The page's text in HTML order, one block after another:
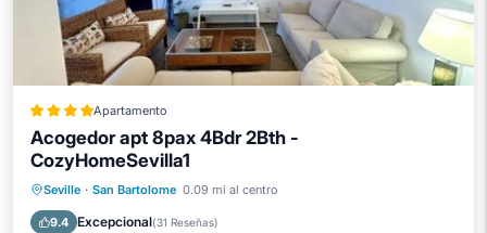
Apartamento
Acogedor apt 8pax 4Bdr 2Bth -
CozyHomeSevilla1
Seville · San Bartolome 0.09 mi al centro
9.4 Excepcional(31 Reseñas)
Aparcamiento
Aire acondicionado
Internet
Apto para niños